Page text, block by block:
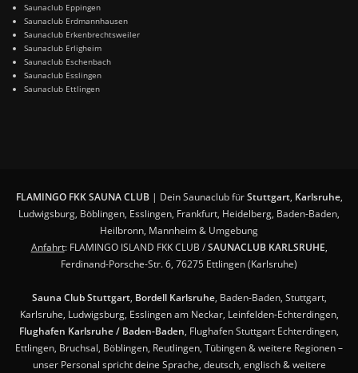
Saunaclub Eppingen
Saunaclub Erdmannhausen
Saunaclub Erkenbrechtsweiler
Saunaclub Erligheim
Saunaclub Eschenbach
Saunaclub Esslingen
Saunaclub Ettlingen
FLAMINGO FKK SAUNA CLUB| Dein Saunaclub fürStuttgart, Karlsruhe,
Ludwigsburg, Böblingen, Esslingen, Frankfurt, Heidelberg, Baden-Baden,
Heilbronn, Mannheim & Umgebung
Anfahrt: FLAMINGO ISLAND FKK CLUB /SAUNACLUB KARLSRUHE,
Ferdinand-Porsche-Str. 6, 76275 Ettlingen (Karlsruhe)
Sauna Club Stuttgart, Bordell Karlsruhe, Baden-Baden, Stuttgart,
Karlsruhe, Ludwigsburg, Esslingen am Neckar, Leinfelden-Echterdingen,
Flughafen Karlsruhe / Baden-Baden, Flughafen Stuttgart Echterdingen,
Ettlingen, Bruchsal, Böblingen, Reutlingen, Tübingen & weitere Regionen –
unser Personal spricht deine Sprache, deutsch, englisch & weitere